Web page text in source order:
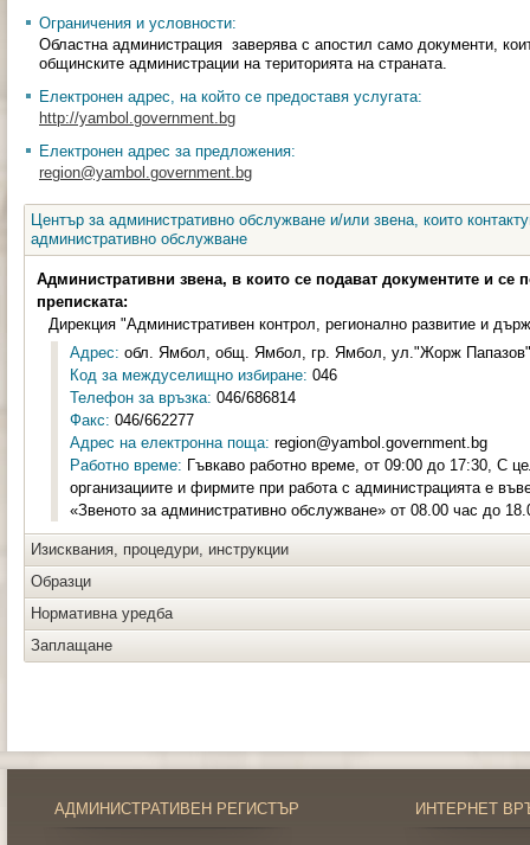
Ограничения и условности:
Областна администрация заверява с апостил само документи,
общинските администрации на територията на страната.
Електронен адрес, на който се предоставя услугата:
http://yambol.government.bg
Електронен адрес за предложения:
region@yambol.government.bg
Център за административно обслужване и/или звена, които
административно обслужване
Административни звена, в които се подават документите и се
преписката:
Дирекция "Административен контрол, регионално развитие и
Адрес: обл. Ямбол, общ. Ямбол, гр. Ямбол, ул."Жорж
Код за междуселищно избиране: 046
Телефон за връзка: 046/686814
Факс: 046/662277
Адрес на електронна поща: region@yambol.government.bg
Работно време: Гъвкаво работно време, от 09:00 до 17:30, С
организациите и фирмите при работа с администрацията е
«Звеното за административно обслужване» от 08.00 час до
Изисквания, процедури, инструкции
Образци
Нормативна уредба
Заплащане
АДМИНИСТРАТИВЕН РЕГИСТЪР ИНТЕРНЕТ